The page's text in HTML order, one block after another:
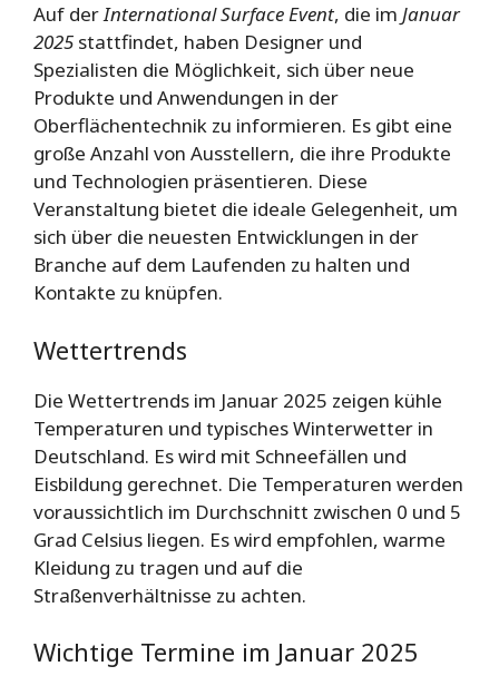
Auf derInternational Surface Event, die im Januar
2025 stattfindet, haben Designer und
Spezialisten die Möglichkeit, sich über neue
Produkte und Anwendungen in der
Oberflächentechnik zu informieren. Es gibt eine
große Anzahl von Ausstellern, die ihre Produkte
und Technologien präsentieren. Diese
Veranstaltung bietet die ideale Gelegenheit, um
sich über die neuesten Entwicklungen in der
Branche auf dem Laufenden zu halten und
Kontakte zu knüpfen.
Wettertrends
Die Wettertrends im Januar 2025 zeigen kühle
Temperaturen und typisches Winterwetter in
Deutschland. Es wird mit Schneefällen und
Eisbildung gerechnet. Die Temperaturen werden
voraussichtlich im Durchschnitt zwischen 0 und 5
Grad Celsius liegen. Es wird empfohlen, warme
Kleidung zu tragen und auf die
Straßenverhältnisse zu achten.
Wichtige Termine im Januar 2025